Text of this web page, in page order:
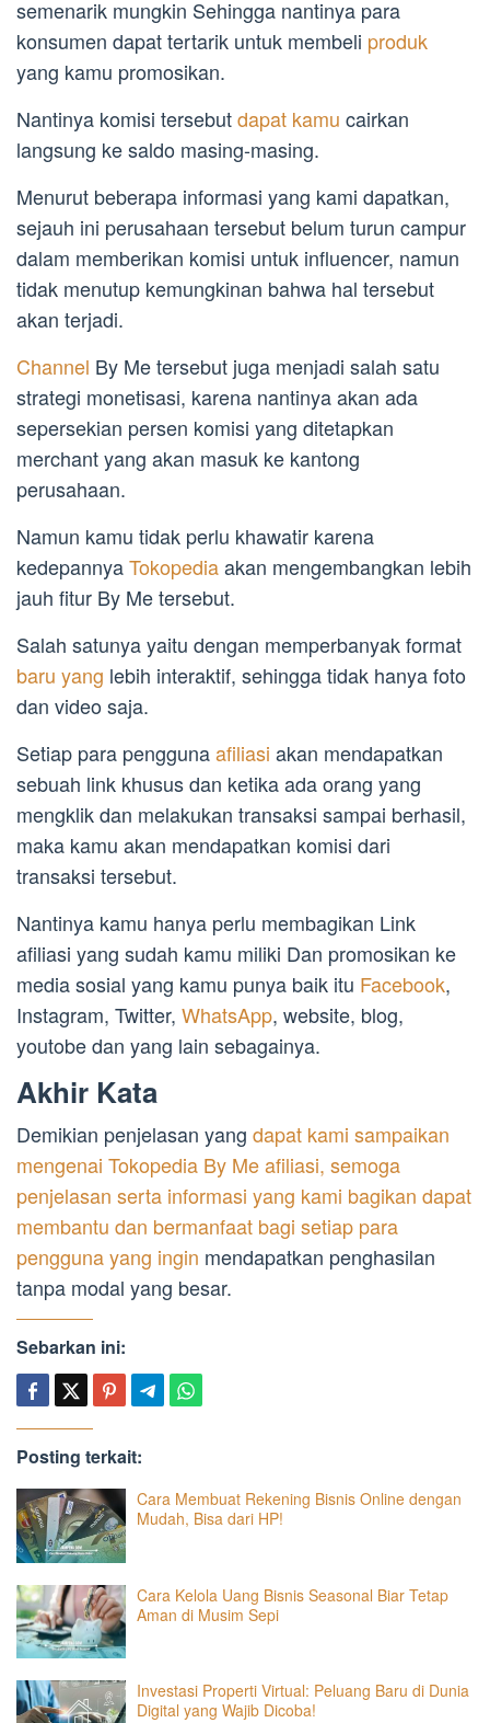
semenarik mungkin Sehingga nantinya para
konsumen dapat tertarik untuk membeli produk
yang kamu promosikan.
Nantinya komisi tersebutdapat kamu cairkan
langsung ke saldo masing-masing.
Menurut beberapa informasi yang kami dapatkan,
sejauh ini perusahaan tersebut belum turun campur
dalam memberikan komisi untuk influencer, namun
tidak menutup kemungkinan bahwa hal tersebut
akan terjadi.
Channel By Me tersebut juga menjadi salah satu
strategi monetisasi, karena nantinya akan ada
sepersekian persen komisi yang ditetapkan
merchant yang akan masuk ke kantong
perusahaan.
Namun kamu tidak perlu khawatir karena
kedepannyaTokopediaakan mengembangkan lebih
jauh fitur By Me tersebut.
Salah satunya yaitu dengan memperbanyak format
baru yang lebih interaktif, sehingga tidak hanya foto
dan video saja.
Setiap para penggunaafiliasi akan mendapatkan
sebuah link khusus dan ketika ada orang yang
mengklik dan melakukan transaksi sampai berhasil,
maka kamu akan mendapatkan komisi dari
transaksi tersebut.
Nantinya kamu hanya perlu membagikan Link
afiliasi yang sudah kamu miliki Dan promosikan ke
media sosial yang kamu punya baik itu Facebook,
Instagram, Twitter, WhatsApp, website, blog,
youtobe dan yang lain sebagainya.
Akhir Kata
Demikian penjelasan yang dapat kami sampaikan
mengenai Tokopedia By Me afiliasi, semoga
penjelasan serta informasi yang kami bagikan dapat
membantu dan bermanfaat bagi setiap para
pengguna yang ingin mendapatkan penghasilan
tanpa modal yang besar.
Sebarkan ini:
Posting terkait:
Cara Membuat Rekening Bisnis Online dengan
Mudah, Bisa dari HP!
Cara Kelola Uang Bisnis Seasonal Biar Tetap
Aman di Musim Sepi
Investasi Properti Virtual: Peluang Baru di Dunia
Digital yang Wajib Dicoba!